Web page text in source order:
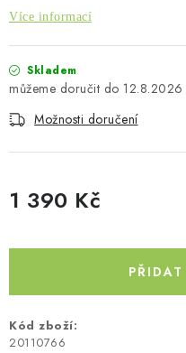
DÁRKOVÉ POUKAZY
Kontakty
Obchodní podmínky
Více informací
Skladem
12.8.2026
Možnosti doručení
1 390 Kč
Kód zboží:
20110766